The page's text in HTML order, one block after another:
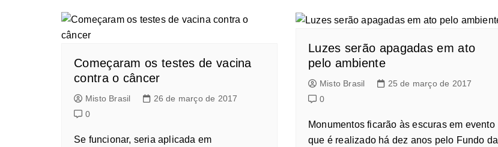
Começaram os testes de vacina
contra o câncer
Misto Brasil
26 de março de 2017
0
Se funcionar, seria aplicada em
Luzes serão apagadas em ato
pelo ambiente
Misto Brasil
25 de março de 2017
0
Monumentos ficarão às escuras em evento
que é realizado há dez anos pelo Fundo da